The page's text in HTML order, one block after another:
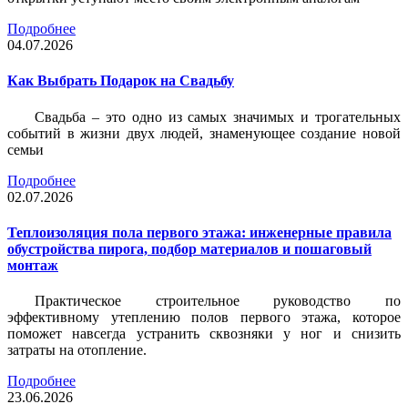
Подробнее
04.07.2026
Как Выбрать Подарок на Свадьбу
Свадьба – это одно из самых значимых и трогательных
событий в жизни двух людей, знаменующее создание новой
семьи
Подробнее
02.07.2026
Теплоизоляция пола первого этажа: инженерные правила
обустройства пирога, подбор материалов и пошаговый
монтаж
Практическое строительное руководство по
эффективному утеплению полов первого этажа, которое
поможет навсегда устранить сквозняки у ног и снизить
затраты на отопление.
Подробнее
23.06.2026